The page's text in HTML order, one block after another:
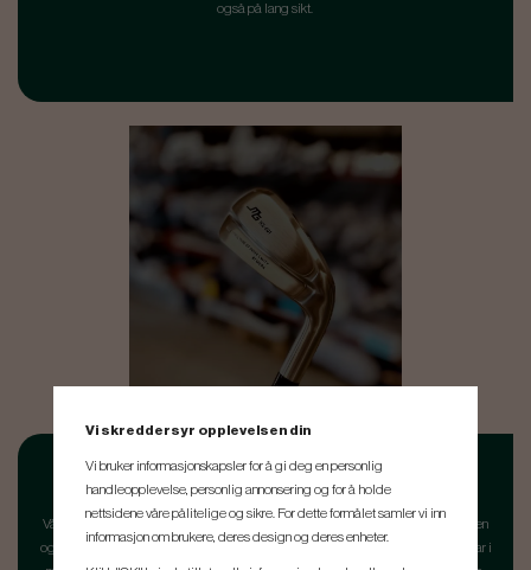
også på lang sikt.
KUNNSKAP OG KOMPETANSE
Vårt fitting-team ledes av Oscar Fält, som har mange års erfaring innen fitting, men
også som golfspiller og trener. Oscar har en collegekarriere i USA bak seg og har i
Vi skreddersyr opplevelsen din
Vi bruker informasjonskapsler for å gi deg en personlig
handleopplevelse, personlig annonsering og for å holde
nettsidene våre pålitelige og sikre. For dette formålet samler vi inn
informasjon om brukere, deres design og deres enheter.